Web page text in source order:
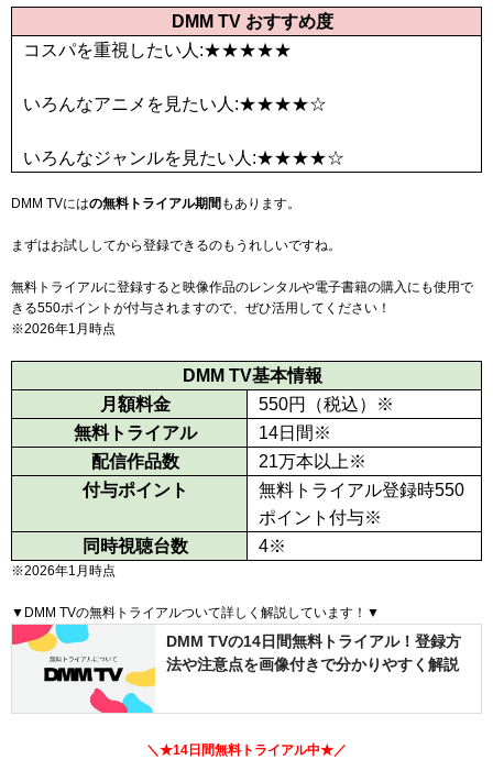
DMM TV おすすめ度
コスパを重視したい人:★★★★★
いろんなアニメを見たい人:★★★★☆
いろんなジャンルを見たい人:★★★★☆
DMM TVにはの無料トライアル期間 もあります。
まずはお試ししてから登録できるのもうれしいですね。
無料トライアルに登録すると映像作品のレンタルや電子書籍の購入にも使用で
きる550ポイントが付与されますので、ぜひ活用してください！
※2026年1月時点
DMM TV基本情報
月額料金
550円（税込）
※
無料トライアル
14日間 ※
配信作品数
21万本以上 ※
付与ポイント
無料トライアル登録時550
ポイント付与※
同時視聴台数
4※
※2026年1月時点
▼DMM TVの無料トライアルついて詳しく解説しています！▼
DMM TVの14日間無料トライアル！登録方
法や注意点を画像付きで分かりやすく解説
＼★14日間無料トライアル中★／